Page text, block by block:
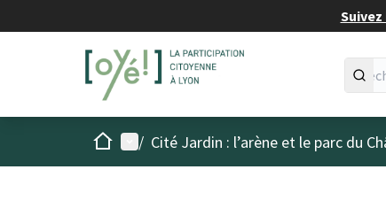
AccueilMenu principal
/ Cité Jardin : l’arène et le parc du